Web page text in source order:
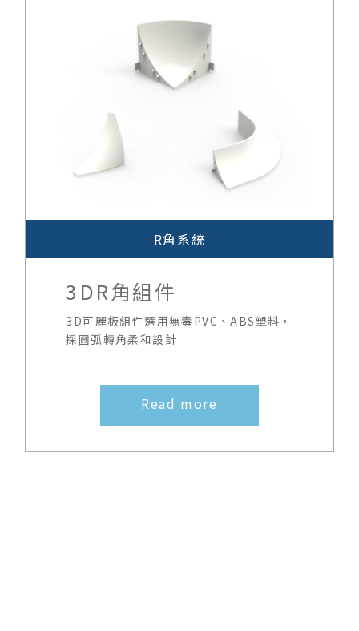
R角系統
3DR角組件
3D可麗板組件選用無毒PVC、ABS塑料，
採圓弧轉角柔和設計
Read more